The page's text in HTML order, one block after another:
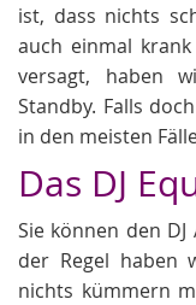
ist, dass nichts
auch einmal
versagt, haben
Standby. Falls
in den meisten
Das DJ
Sie können den
der Regel haben
nichts kümmern